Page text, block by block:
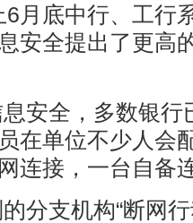
6月底中行、工行
安全提出了更高
安全，多数银行
在单位不少人会
连接，一台自备
分支机构“断网